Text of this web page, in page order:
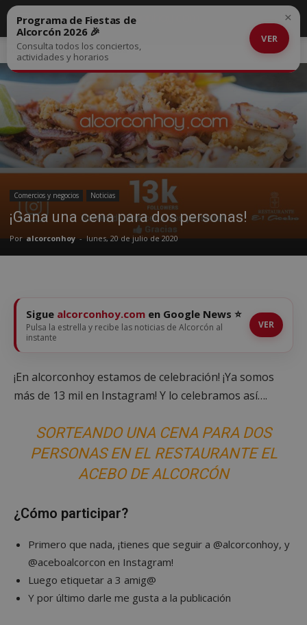
Inicio Comercios y negocios
Comercios y negocios Noticias
¡Gana una cena para dos personas!
Por alcorconhoy - lunes, 20 de julio de 2020
Programa de Fiestas de
Alcorcón 2026 🎉
Consulta todos los conciertos,
actividades y horarios
VER
×
Sigue alcorconhoy.com en Google News ⭐
Pulsa la estrella y recibe las noticias de Alcorcón al
instante
VER
¡En alcorconhoy estamos de celebración! ¡Ya somos
más de 13 mil en Instagram! Y lo celebramos así….
SORTEANDO UNA CENA PARA DOS
PERSONAS EN EL RESTAURANTE EL
ACEBO DE ALCORCÓN
¿Cómo participar?
Primero que nada, ¡tienes que seguir a @alcorconhoy, y
@aceboalcorcon en Instagram!
Luego etiquetar a 3 amig@
Y por último darle me gusta a la publicación